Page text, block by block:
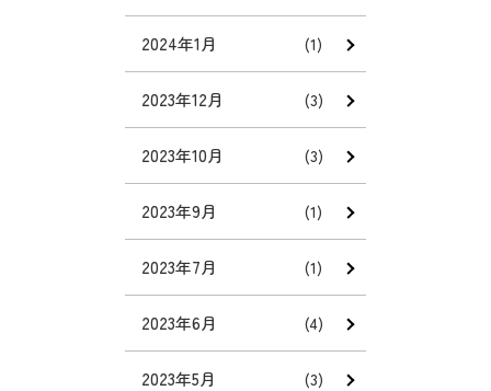
2024年1月 (1)
2023年12月 (3)
2023年10月 (3)
2023年9月 (1)
2023年7月 (1)
2023年6月 (4)
2023年5月 (3)